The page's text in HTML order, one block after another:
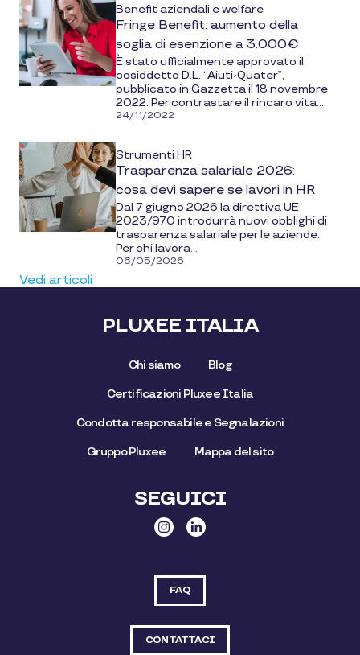
Benefit aziendali e welfare
Fringe Benefit: aumento della
soglia di esenzione a 3.000€
È stato ufficialmente approvato il
cosiddetto D.L. “Aiuti-Quater”,
pubblicato in Gazzetta il 18 novembre
2022. Per contrastare il rincaro vita...
24/11/2022
Strumenti HR
Trasparenza salariale 2026:
cosa devi sapere se lavori in HR
Dal 7 giugno 2026 la direttiva UE
2023/970 introdurrà nuovi obblighi di
trasparenza salariale per le aziende.
Per chi lavora...
06/05/2026
Vedi articoli
PLUXEE ITALIA
Chi siamo Blog
Certificazioni Pluxee Italia
Condotta responsabile e Segnalazioni
Gruppo Pluxee Mappa del sito
SEGUICI
FAQ
CONTATTACI